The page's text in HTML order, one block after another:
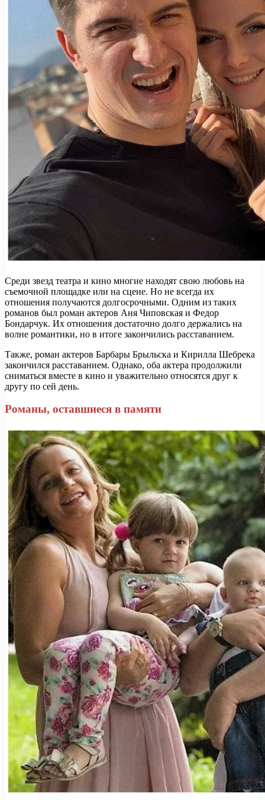
Среди звезд театра и кино многие находят свою любовь на
съемочной площадке или на сцене. Но не всегда их
отношения получаются долгосрочными. Одним из таких
романов был роман актеров Аня Чиповская и Федор
Бондарчук. Их отношения достаточно долго держались на
волне романтики, но в итоге закончились расставанием.
Также, роман актеров Барбары Брыльска и Кирилла Шебрека
закончился расставанием. Однако, оба актера продолжили
сниматься вместе в кино и уважительно относятся друг к
другу по сей день.
Романы, оставшиеся в памяти